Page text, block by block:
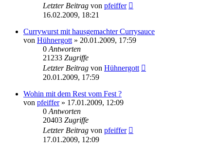
Letzter Beitrag von pfeiffer
16.02.2009, 18:21
Currywurst mit hausgemachter Currysauce
von Hühnergott » 20.01.2009, 17:59
0 Antworten
21233 Zugriffe
Letzter Beitrag von Hühnergott
20.01.2009, 17:59
Wohin mit dem Rest vom Fest ?
von pfeiffer» 17.01.2009, 12:09
0 Antworten
20403 Zugriffe
Letzter Beitrag von pfeiffer
17.01.2009, 12:09